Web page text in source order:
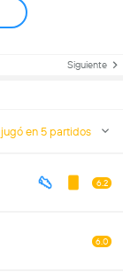
Siguiente
jugó en 5 partidos
6.2
6.0